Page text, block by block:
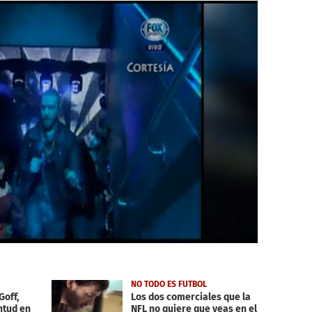
en
NO TODO ES FUTBOL
Los dos comerciales que la
NFL no quiere que veas en el